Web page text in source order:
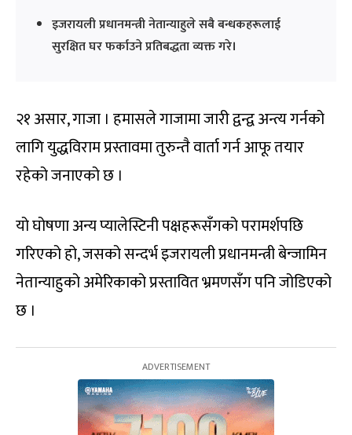
इजरायली प्रधानमन्त्री नेतान्याहुले सबै बन्धकहरूलाई
सुरक्षित घर फर्काउने प्रतिबद्धता व्यक्त गरे।
२१ असार, गाजा । हमासले गाजामा जारी द्वन्द्व अन्त्य गर्नको
लागि युद्धविराम प्रस्तावमा तुरुन्तै वार्ता गर्न आफू तयार
रहेको जनाएको छ ।
यो घोषणा अन्य प्यालेस्टिनी पक्षहरूसँगको परामर्शपछि
गरिएको हो, जसको सन्दर्भ इजरायली प्रधानमन्त्री बेन्जामिन
नेतान्याहुको अमेरिकाको प्रस्तावित भ्रमणसँग पनि जोडिएको
छ ।